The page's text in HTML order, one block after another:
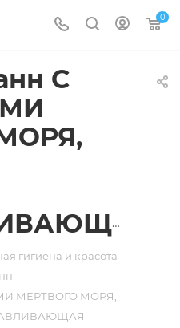
0
С
ОЗДОРАВЛИВАЮЩАЯ
гигиена и красота —
—
МЕРТВОГО МОРЯ,